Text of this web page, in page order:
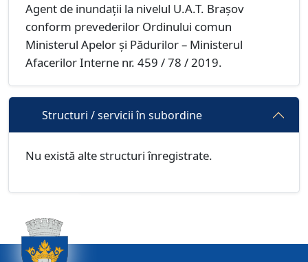
Agent de inundaţii la nivelul U.A.T. Brașov
conform prevederilor Ordinului comun
Ministerul Apelor și Pădurilor – Ministerul
Afacerilor Interne nr. 459 / 78 / 2019.
Structuri / servicii în subordine
Nu există alte structuri înregistrate.